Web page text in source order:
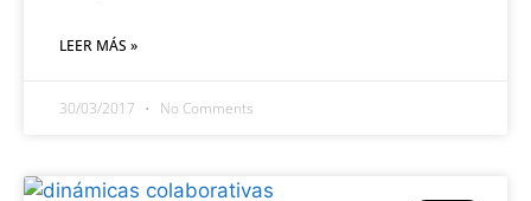
LEER MÁS »
30/03/2017 No Comments